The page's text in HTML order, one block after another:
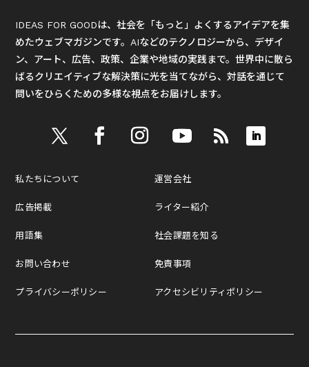
IDEAS FOR GOODは、社会を「もっと」よくするアイデアを集
めたウェブマガジンです。AIなどのテクノロジーから、デザイ
ン、アート、広告、政策、企業や地域の実践まで。世界中に散ら
ばるクリエイティブな解決策に光を当てながら、対話を通じて
問いをひらくための多様な視点をお届けします。
私たちについて
広告掲載
用語集
お問い合わせ
プライバシーポリシー
運営会社
ライター紹介
社会課題を知る
免責事項
アクセシビリティポリシー